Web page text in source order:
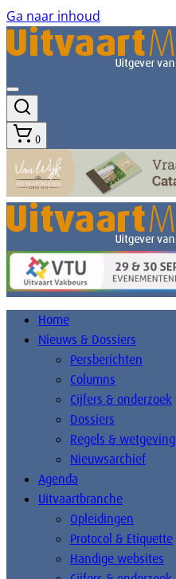
Ga naar inhoud
0
Home
Nieuws & Dossiers
Persberichten
Columns
Cijfers & onderzoek
Dossiers
Regels & wetgeving
Nieuwsarchief
Agenda
Uitvaartbranche
Opleidingen
Protocol & Etiquette
Handige websites